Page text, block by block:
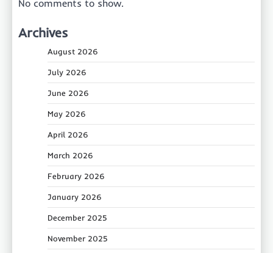
No comments to show.
Archives
August 2026
July 2026
June 2026
May 2026
April 2026
March 2026
February 2026
January 2026
December 2025
November 2025